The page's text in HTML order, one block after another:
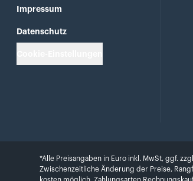
Impressum
Datenschutz
*Alle Preisangaben in Euro inkl. MwSt, ggf.
Zwischenzeitliche Änderung der Preise,